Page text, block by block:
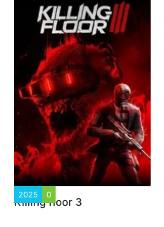
2025 0
Killing floor 3